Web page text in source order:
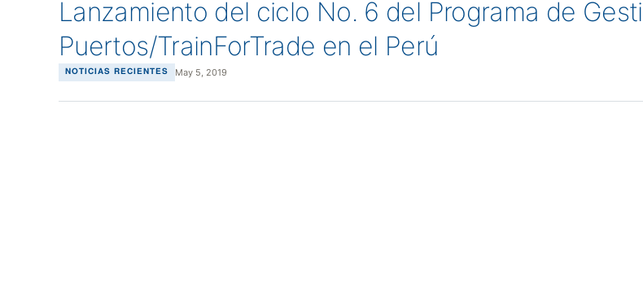
Lanzamiento del ciclo No. 6 del Programa de
Puertos/TrainForTrade en el Perú
NOTICIAS RECIENTES May 5, 2019